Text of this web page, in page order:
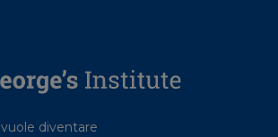
diventare